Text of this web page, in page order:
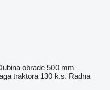
obrade 500 mm
traktora 130 k.s. Radna